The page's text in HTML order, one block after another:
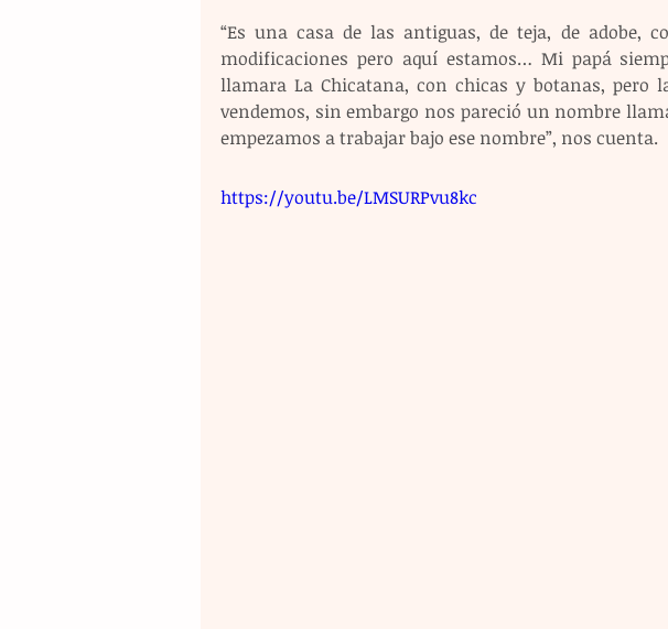
“Es una casa de las antiguas, de teja, de adobe,
modificaciones pero aquí estamos… Mi papá
llamara La Chicatana, con chicas y botanas, pero
vendemos, sin embargo nos pareció un nombre
empezamos a trabajar bajo ese nombre”, nos cuenta.
https://youtu.be/LMSURPvu8kc